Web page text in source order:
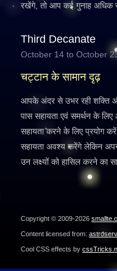
रखेंगे, तो आप कई गुनाह अधिक
Third Decanate
October 14 to October
चट्टान के सामान दृढ़
आपके अंदर से उभर रही शक्ति
पास सहायता एवं समर्थन के
सहायता करने के लिए प्रयोग
सहायता अवश्य करेंगे लेकिन
उन लक्ष्यों को हासिल करने का
Copyright © 2009-2026
Content licensed from:
Cool CSS effects by